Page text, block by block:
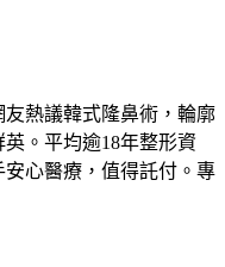
熱議韓式隆鼻術，輪廓
。平均逾18年整形資
心醫療，值得託付。專